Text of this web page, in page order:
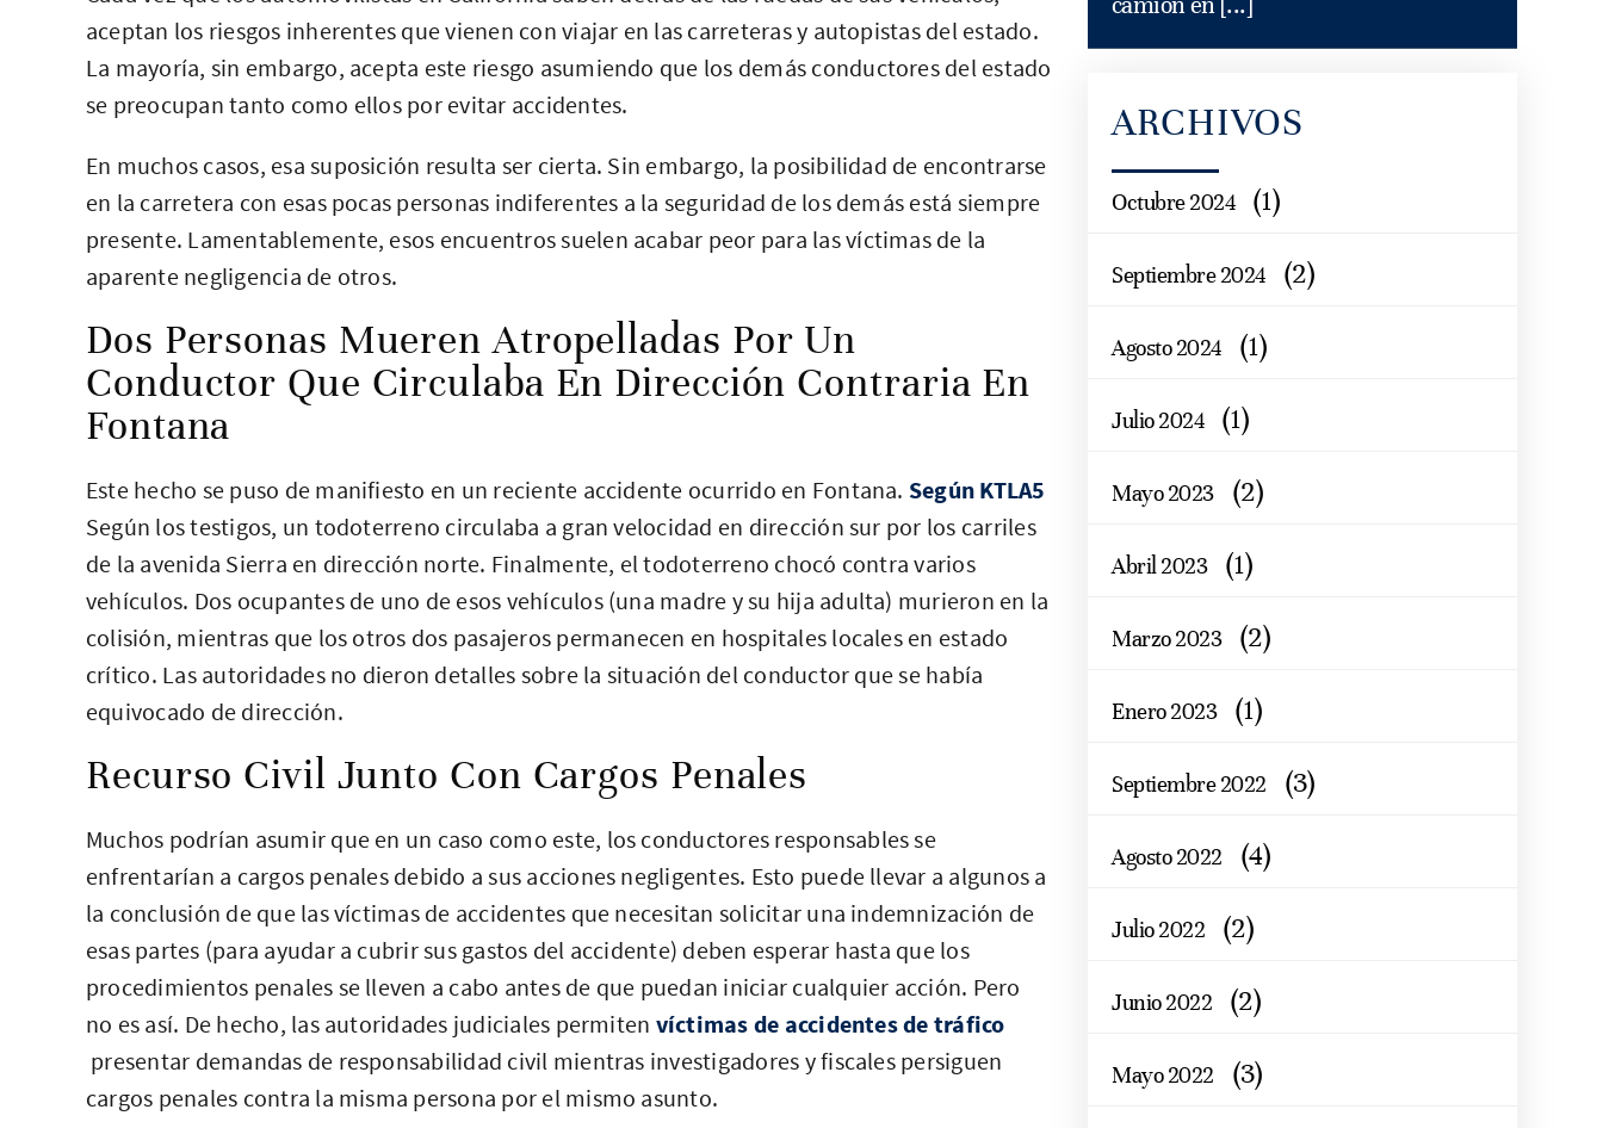
aceptan los riesgos inherentes que vienen con viajar en las carreteras y autopistas del estado.
La mayoría, sin embargo, acepta este riesgo asumiendo que los demás conductores del estado
se preocupan tanto como ellos por evitar accidentes.
En muchos casos, esa suposición resulta ser cierta. Sin embargo, la posibilidad de encontrarse
en la carretera con esas pocas personas indiferentes a la seguridad de los demás está siempre
presente. Lamentablemente, esos encuentros suelen acabar peor para las víctimas de la
aparente negligencia de otros.
Dos Personas Mueren Atropelladas Por Un
Conductor Que Circulaba En Dirección Contraria En
Fontana
Este hecho se puso de manifiesto en un reciente accidente ocurrido en Fontana. Según KTLA5
Según los testigos, un todoterreno circulaba a gran velocidad en dirección sur por los carriles
de la avenida Sierra en dirección norte. Finalmente, el todoterreno chocó contra varios
vehículos. Dos ocupantes de uno de esos vehículos (una madre y su hija adulta) murieron en la
colisión, mientras que los otros dos pasajeros permanecen en hospitales locales en estado
crítico. Las autoridades no dieron detalles sobre la situación del conductor que se había
equivocado de dirección.
Recurso Civil Junto Con Cargos Penales
Muchos podrían asumir que en un caso como este, los conductores responsables se
enfrentarían a cargos penales debido a sus acciones negligentes. Esto puede llevar a algunos a
la conclusión de que las víctimas de accidentes que necesitan solicitar una indemnización de
esas partes (para ayudar a cubrir sus gastos del accidente) deben esperar hasta que los
procedimientos penales se lleven a cabo antes de que puedan iniciar cualquier acción. Pero
no es así. De hecho, las autoridades judiciales permiten víctimas de accidentes de tráfico
presentar demandas de responsabilidad civil mientras investigadores y fiscales persiguen
cargos penales contra la misma persona por el mismo asunto.
ARCHIVOS
Octubre 2024 (1)
Septiembre 2024 (2)
Agosto 2024 (1)
Julio 2024 (1)
Mayo 2023 (2)
Abril 2023 (1)
Marzo 2023 (2)
Enero 2023 (1)
Septiembre 2022 (3)
Agosto 2022 (4)
Julio 2022 (2)
Junio 2022 (2)
Mayo 2022 (3)